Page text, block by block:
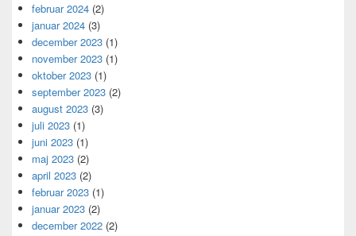
februar 2024 (2)
januar 2024 (3)
december 2023 (1)
november 2023 (1)
oktober 2023 (1)
september 2023 (2)
august 2023 (3)
juli 2023 (1)
juni 2023 (1)
maj 2023 (2)
april 2023 (2)
februar 2023 (1)
januar 2023 (2)
december 2022 (2)